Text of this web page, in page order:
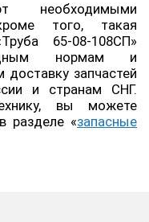
необходимыми
того, такая
65-08-108СП»
нормам и
запчастей
и странам СНГ.
вы можете
разделе «запасные